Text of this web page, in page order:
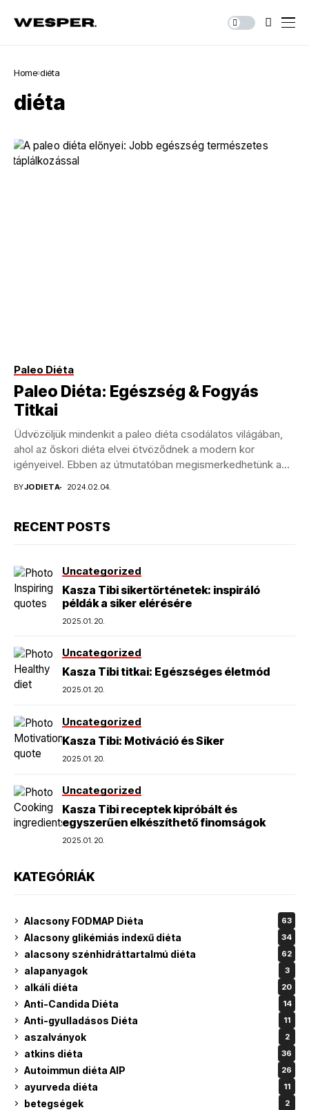
Home diéta
diéta
Paleo Diéta
Paleo Diéta: Egészség & Fogyás
Titkai
Üdvözöljük mindenkit a paleo diéta csodálatos világában,
ahol az őskori diéta elvei ötvöződnek a modern kor
igényeivel. Ebben az útmutatóban megismerkedhetünk a
BYJODIETA 2024.02.04.
RECENT POSTS
Uncategorized
Kasza Tibi sikertörténetek: inspiráló
példák a siker elérésére
2025.01.20.
Uncategorized
Kasza Tibi titkai: Egészséges életmód
2025.01.20.
Uncategorized
Kasza Tibi: Motiváció és Siker
2025.01.20.
Uncategorized
Kasza Tibi receptek kipróbált és
egyszerűen elkészíthető finomságok
2025.01.20.
KATEGÓRIÁK
Alacsony FODMAP Diéta 63
Alacsony glikémiás indexű diéta 34
alacsony szénhidráttartalmú diéta 62
alapanyagok 3
alkáli diéta 20
Anti-Candida Diéta 14
Anti-gyulladásos Diéta 11
aszalványok 2
atkins diéta 36
Autoimmun diéta AIP 26
ayurveda diéta 11
betegségek 2